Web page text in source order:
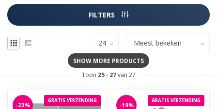
FILTERS
SHOW MORE PRODUCTS
Toon 25- 27van 27
GRATIS VERZENDING
-23%
GRATIS VERZENDING
-19%